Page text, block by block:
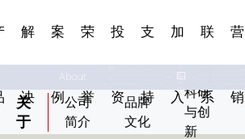
解
决
案
例
荣
誉
投
资
支
持
加
入
联
系
营
销
关
于
公司
简介
品牌
文化
科研
与创
新